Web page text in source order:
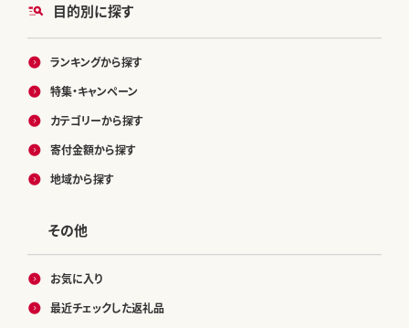
目的別に探す
ランキングから探す
特集・キャンペーン
カテゴリーから探す
寄付金額から探す
地域から探す
その他
お気に入り
最近チェックした返礼品